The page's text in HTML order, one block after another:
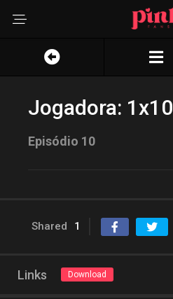
Jogadora: 1x10
Episódio 10
Shared 1
Links Download